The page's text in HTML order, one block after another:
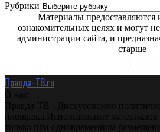
Рубрики
Материалы предоставляются
ознакомительных целях и могут
администрации сайта, и
старше
Правда-ТВ.ru
О нас
Правда-ТВ - Дискуссионно
площадка.Использование материалов
только при одновременном